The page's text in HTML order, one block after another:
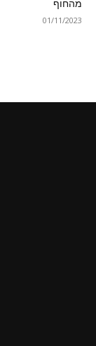
מהחוף
01/11/2023